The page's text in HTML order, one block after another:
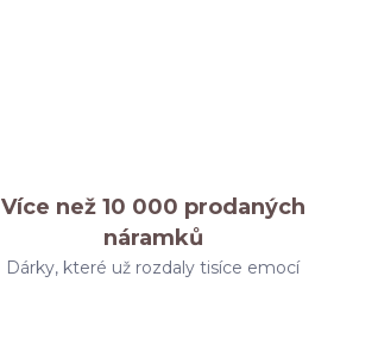
Více než 10 000 prodaných
náramků
Dárky, které už rozdaly tisíce emocí